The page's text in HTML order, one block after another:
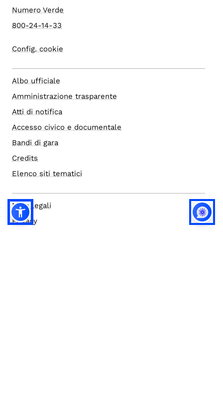
Numero Verde
800-24-14-33
Config. cookie
Albo ufficiale
Amministrazione trasparente
Atti di notifica
Accesso civico e documentale
Bandi di gara
Credits
Elenco siti tematici
Note legali
Privacy